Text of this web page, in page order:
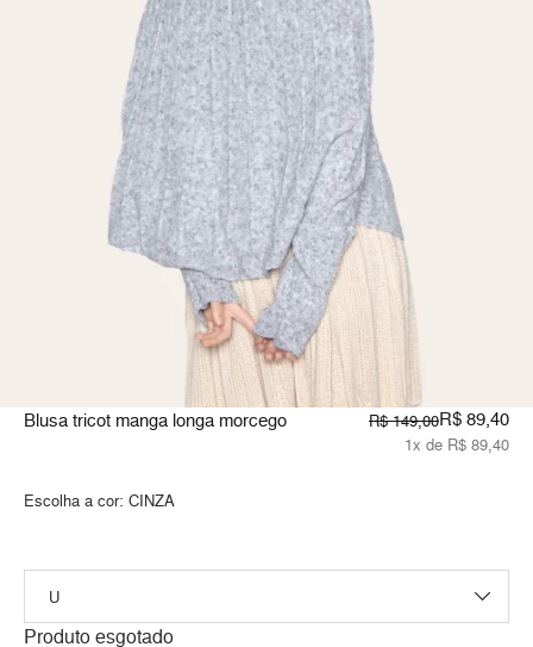
Blusa tricot manga longa morcego R$ 149,00R$ 89,40
1x de R$ 89,40
Escolha a cor: CINZA
Produto esgotado